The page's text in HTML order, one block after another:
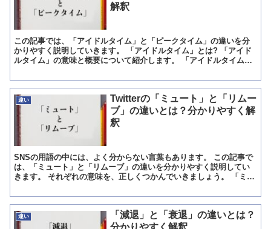
解釈
この記事では、「アイドルタイム」と「ピークタイム」の違いを分
かりやすく説明していきます。 「アイドルタイム」とは? 「アイド
ルタイム」の意味と概要について紹介します。 「アイドルタイム」
違い
Twitterの「ミュート」と「リムー
ブ」の違いとは？分かりやすく解
釈
SNSの用語の中には、よく分からない言葉もあります。 この記事で
は、「ミュート」と「リムーブ」の違いを分かりやすく説明してい
きます。 それぞれの意味を、正しくつかんでいきましょう。 「ミュ
違い
「減退」と「衰退」の違いとは？
分かりやすく解釈